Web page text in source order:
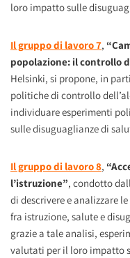
loro impatto sulle
Il gruppo di lavoro 7,
popolazione: il controllo
Helsinki, si propone, in
politiche di controllo
individuare esperimenti
sulle disuguaglianze di
Il gruppo di lavoro 8,
l’istruzione”, condotto
di descrivere e analizzare
fra istruzione, salute e
grazie a tale analisi,
valutati per il loro impatto